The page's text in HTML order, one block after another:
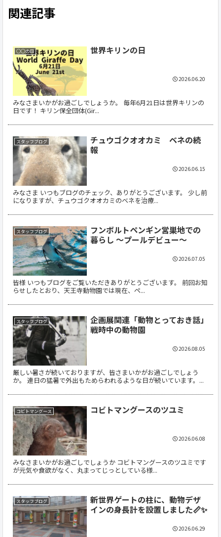
関連記事
○○の日 世界キリンの日
みなさまいかがお過ごしでしょうか。 毎年6月21日は世界キリンの
日です！ キリン保全団体(Gir...
2026.06.20
スタッフブログ
チュウゴクオオカミ ベネの続
報
みなさま いつもブログのチェック、ありがとうございます。 少し前
になりますが、チュウゴクオオカミのベネを治療...
2026.06.15
スタッフブログ
フンボルトペンギン営巣地での
暮らし ～プールデビュー～
皆様 いつもブログをご覧いただきありがとうございます。 前回お知
らせしたとおり、天王寺動物園では現在、ペ...
2026.07.05
スタッフブログ
企画展関連「動物とっておき話」
戦時中の動物園
厳しい暑さが続いておりますが、皆さまいかがお過ごしでしょう
か。 連日の猛暑で外出もためらわれるような日が続いています。...
2026.08.05
コビトマングース コビトマングースのツユミ
みなさまいかがお過ごしでしょうか コビトマングースのツユミです
が元気や食欲がなく、丸まってじっとしている様...
2026.06.08
スタッフブログ
新世界ゲートの柱に、動物デザ
インの身長計を設置しました📏✨
2026.06.29